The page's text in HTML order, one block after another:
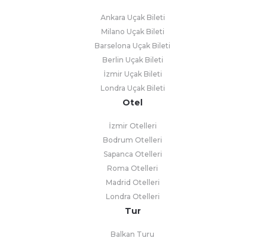
Ankara Uçak Bileti
Milano Uçak Bileti
Barselona Uçak Bileti
Berlin Uçak Bileti
İzmir Uçak Bileti
Londra Uçak Bileti
Otel
İzmir Otelleri
Bodrum Otelleri
Sapanca Otelleri
Roma Otelleri
Madrid Otelleri
Londra Otelleri
Tur
Balkan Turu